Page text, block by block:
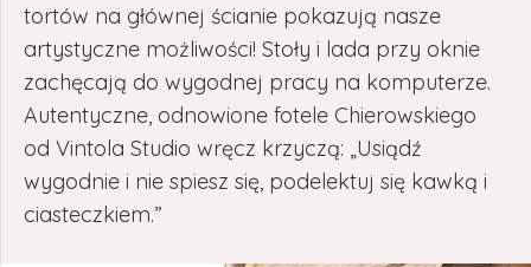
tortów na głównej ścianie pokazują nasze
artystyczne możliwości! Stoły i lada przy oknie
zachęcają do wygodnej pracy na komputerze.
Autentyczne, odnowione fotele Chierowskiego
od Vintola Studio wręcz krzyczą: „Usiądź
wygodnie i nie spiesz się, podelektuj się kawką i
ciasteczkiem.”